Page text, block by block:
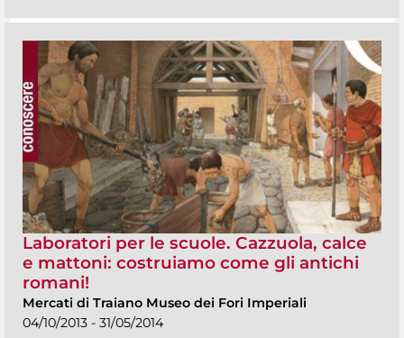
Laboratori per le scuole. Cazzuola, calce
e mattoni: costruiamo come gli antichi
romani!
Mercati di Traiano Museo dei Fori Imperiali
04/10/2013 - 31/05/2014